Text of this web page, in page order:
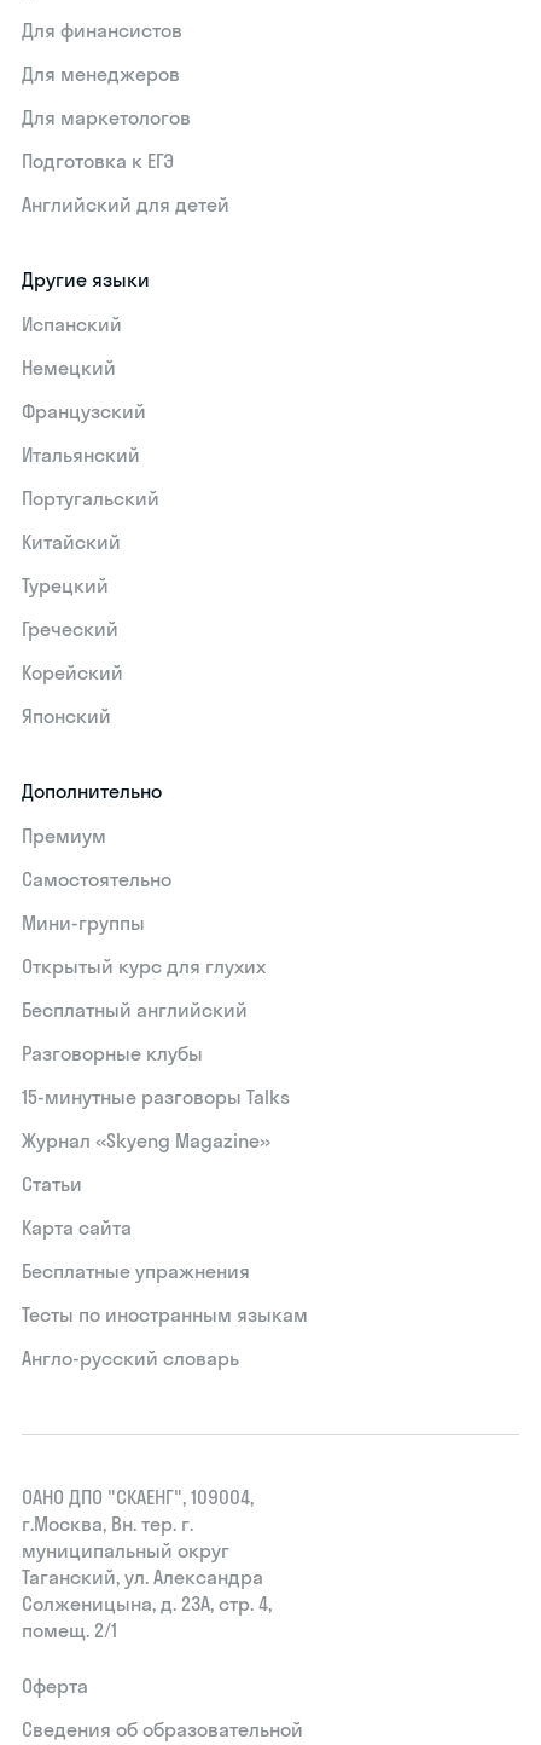
Для финансистов
Для менеджеров
Для маркетологов
Подготовка к ЕГЭ
Английский для детей
Другие языки
Испанский
Немецкий
Французский
Итальянский
Португальский
Китайский
Турецкий
Греческий
Корейский
Японский
Дополнительно
Премиум
Самостоятельно
Мини-группы
Открытый курс для глухих
Бесплатный английский
Разговорные клубы
15‑минутные разговоры Talks
Журнал «Skyeng Magazine»
Статьи
Карта сайта
Бесплатные упражнения
Тесты по иностранным языкам
Англо-русский словарь
ОАНО ДПО "СКАЕНГ", 109004,
г.Москва, Вн. тер. г.
муниципальный округ
Таганский, ул. Александра
Солженицына, д. 23А, стр. 4,
помещ. 2/1
Оферта
Сведения об образовательной